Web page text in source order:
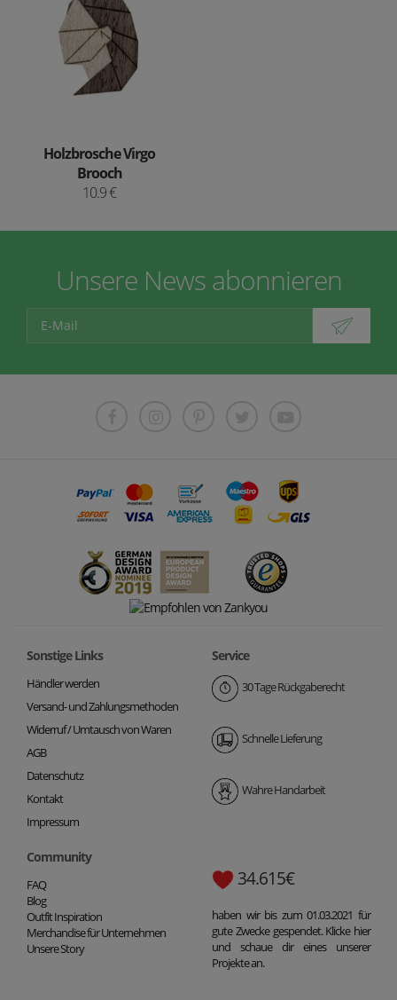
Holzbrosche Virgo
Brooch
10.9 €
Unsere News abonnieren
Sonstige Links
Händler werden
Versand- und Zahlungsmethoden
Widerruf / Umtausch von Waren
AGB
Datenschutz
Kontakt
Impressum
Service
30 Tage Rückgaberecht
Schnelle Lieferung
Wahre Handarbeit
Community
FAQ
Blog
Outfit Inspiration
Merchandise für Unternehmen
Unsere Story
34.615€
haben wir bis zum 01.03.2021 für
gute Zwecke gespendet. Klicke hier
und schaue dir eines unserer
Projekte an.